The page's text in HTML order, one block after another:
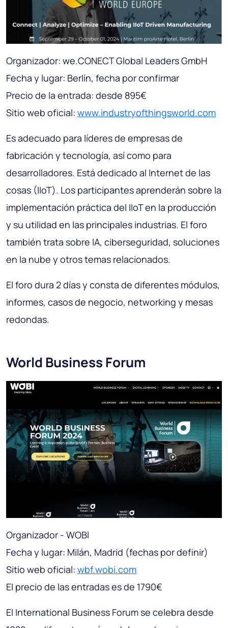
Organizador: we.CONECT Global Leaders GmbH
Fecha y lugar: Berlín, fecha por confirmar
Precio de la entrada: desde 895€
Sitio web oficial: www.industryofthingsworld.com
Es adecuado para líderes de empresas de
fabricación y tecnología, así como para
desarrolladores. Está dedicado al Internet de las
cosas (IIoT). Los participantes aprenderán sobre la
implementación práctica del IIoT en la producción
y su utilidad en las principales industrias. El foro
también trata sobre IA, ciberseguridad, soluciones
en la nube y otros temas relacionados.
El foro dura 2 días y consta de diferentes módulos,
informes, casos de negocio, networking y mesas
redondas.
World Business Forum
Organizador - WOBI
Fecha y lugar: Milán, Madrid (fechas por definir)
Sitio web oficial: wbf.wobi.com
El precio de las entradas es de 1790€
El International Business Forum se celebra desde